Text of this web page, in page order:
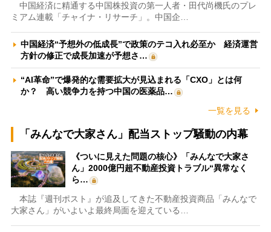
中国経済に精通する中国株投資の第一人者・田代尚機氏のプレ
ミアム連載「チャイナ・リサーチ」。中国企…
中国経済“予想外の低成長”で政策のテコ入れ必至か 経済運営
方針の修正で成長加速が予想さ…
“AI革命”で爆発的な需要拡大が見込まれる「CXO」とは何
か？ 高い競争力を持つ中国の医薬品…
一覧を見る
「みんなで大家さん」配当ストップ騒動の内幕
《ついに見えた問題の核心》「みんなで大家さ
ん」2000億円超不動産投資トラブル“異常なく
ら…
本誌『週刊ポスト』が追及してきた不動産投資商品「みんなで
大家さん」がいよいよ最終局面を迎えている…